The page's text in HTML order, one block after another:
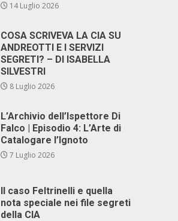
14 Luglio 2026
COSA SCRIVEVA LA CIA SU
ANDREOTTI E I SERVIZI
SEGRETI? – DI ISABELLA
SILVESTRI
8 Luglio 2026
L’Archivio dell’Ispettore Di
Falco | Episodio 4: L’Arte di
Catalogare l’Ignoto
7 Luglio 2026
Il caso Feltrinelli e quella
nota speciale nei file segreti
della CIA